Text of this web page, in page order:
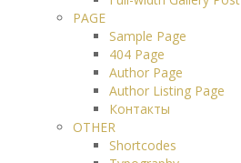
PAGE
Sample Page
404 Page
Author Page
Author Listing Page
Контакты
OTHER
Shortcodes